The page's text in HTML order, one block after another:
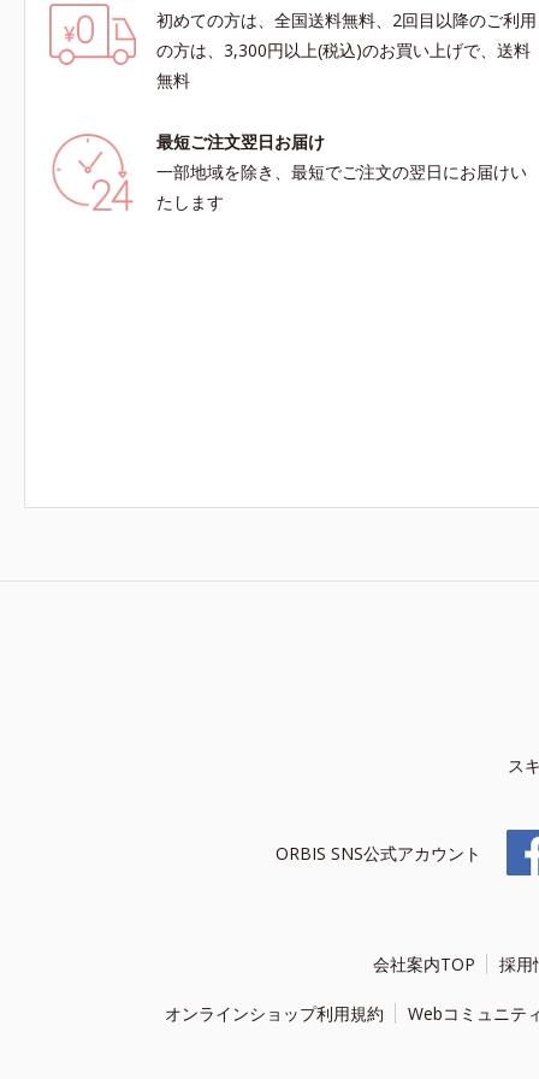
初めての方は、全国送料無料、2回目以降のご利用
の方は、3,300円以上(税込)のお買い上げで、送料
無料
最短ご注文翌日お届け
一部地域を除き、最短でご注文の翌日にお届けい
たします
ス
ORBIS SNS公式アカウント
会社案内TOP 採用
オンラインショップ利用規約 Webコミュニテ